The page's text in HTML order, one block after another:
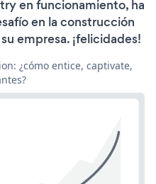
en funcionamiento, ha
en la construcción
empresa. ¡felicidades!
¿cómo entice, captivate,